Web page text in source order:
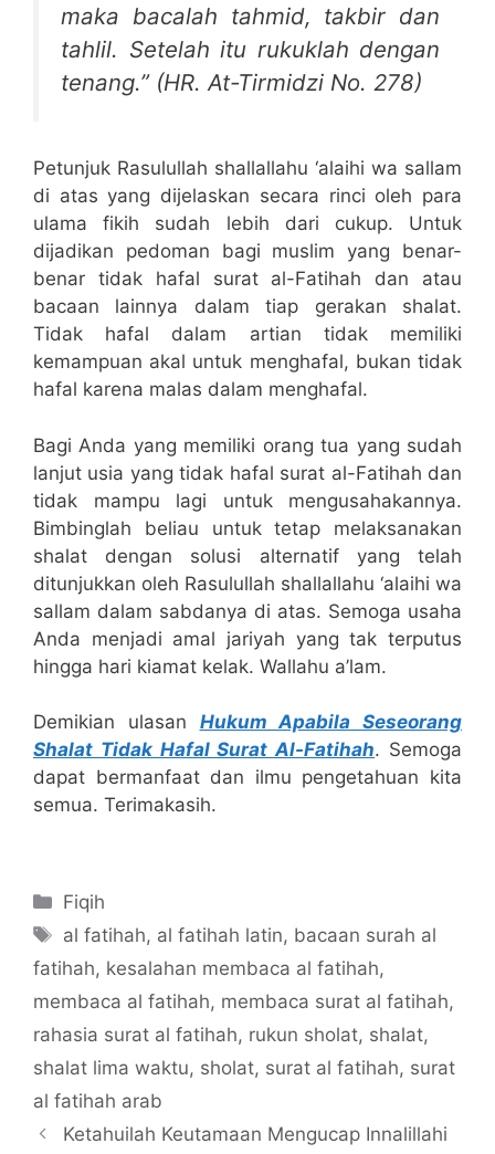
maka bacalah tahmid, takbir dan
tahlil. Setelah itu rukuklah dengan
tenang.” (HR. At-Tirmidzi No. 278)
Petunjuk Rasulullah shallallahu ‘alaihi wa sallam
di atas yang dijelaskan secara rinci oleh para
ulama fikih sudah lebih dari cukup. Untuk
dijadikan pedoman bagi muslim yang benar-
benar tidak hafal surat al-Fatihah dan atau
bacaan lainnya dalam tiap gerakan shalat.
Tidak hafal dalam artian tidak memiliki
kemampuan akal untuk menghafal, bukan tidak
hafal karena malas dalam menghafal.
Bagi Anda yang memiliki orang tua yang sudah
lanjut usia yang tidak hafal surat al-Fatihah dan
tidak mampu lagi untuk mengusahakannya.
Bimbinglah beliau untuk tetap melaksanakan
shalat dengan solusi alternatif yang telah
ditunjukkan oleh Rasulullah shallallahu ‘alaihi wa
sallam dalam sabdanya di atas. Semoga usaha
Anda menjadi amal jariyah yang tak terputus
hingga hari kiamat kelak. Wallahu a’lam.
Demikian ulasan Hukum Apabila Seseorang
Shalat Tidak Hafal Surat Al-Fatihah. Semoga
dapat bermanfaat dan ilmu pengetahuan kita
semua. Terimakasih.
Categories
Fiqih
Tags
al fatihah, al fatihah latin, bacaan surah al
fatihah, kesalahan membaca al fatihah,
membaca al fatihah, membaca surat al fatihah,
rahasia surat al fatihah, rukun sholat, shalat,
shalat lima waktu, sholat, surat al fatihah, surat
al fatihah arab
Ketahuilah Keutamaan Mengucap Innalillahi